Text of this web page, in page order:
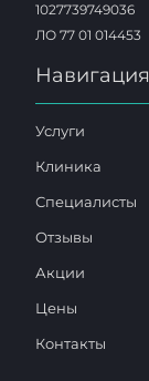
1027739749036
ЛО 77 01 014453
Навигация
Услуги
Клиника
Специалисты
Отзывы
Акции
Цены
Контакты